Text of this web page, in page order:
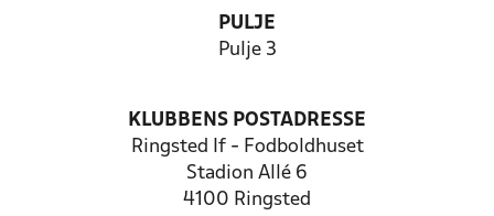
PULJE
Pulje 3
KLUBBENS POSTADRESSE
Ringsted If - Fodboldhuset
Stadion Allé 6
4100 Ringsted